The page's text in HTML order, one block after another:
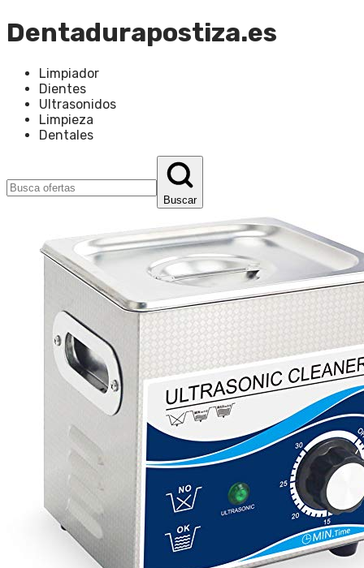
Dentadurapostiza.es
Limpiador
Dientes
Ultrasonidos
Limpieza
Dentales
Buscar